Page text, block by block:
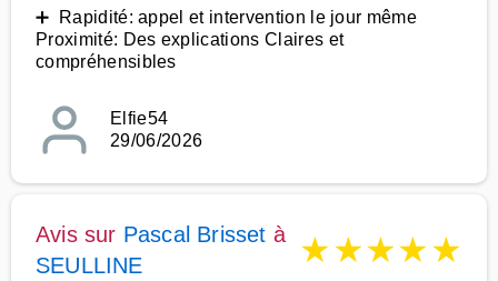
➕ Rapidité: appel et intervention le jour même
Proximité: Des explications Claires et
compréhensibles
Elfie54
29/06/2026
Avis sur Pascal Brisset à
SEULLINE
★★★★★